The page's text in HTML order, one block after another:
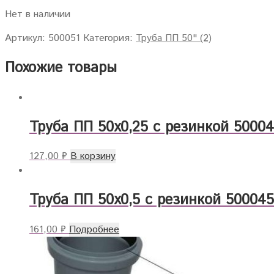
Нет в наличии
Артикул: 500051 Категория: Труба ПП 50" (2)
Похожие товары
Труба ПП 50х0,25 с резинкой
127,00₽ В корзину
Труба ПП 50х0,5 с резинкой 500045
161,00₽ Подробнее